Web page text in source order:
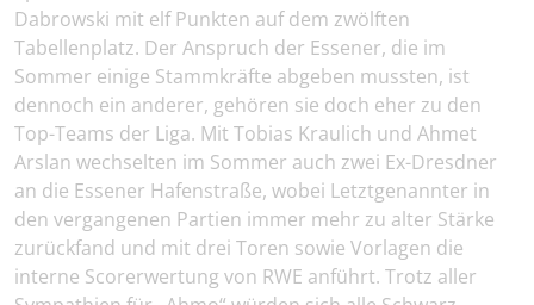
Dabrowski mit elf Punkten auf dem zwölften
Tabellenplatz. Der Anspruch der Essener, die im
Sommer einige Stammkräfte abgeben mussten, ist
dennoch ein anderer, gehören sie doch eher zu den
Top-Teams der Liga. Mit Tobias Kraulich und Ahmet
Arslan wechselten im Sommer auch zwei Ex-Dresdner
an die Essener Hafenstraße, wobei Letztgenannter in
den vergangenen Partien immer mehr zu alter Stärke
zurückfand und mit drei Toren sowie Vorlagen die
interne Scorerwertung von RWE anführt. Trotz aller